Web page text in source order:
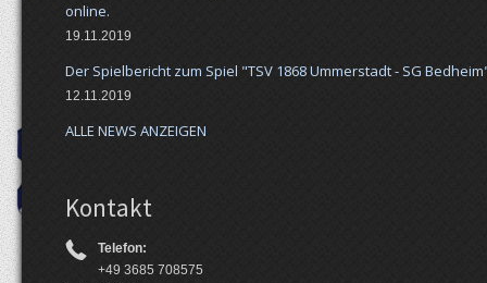
online.
19.11.2019
Der Spielbericht zum Spiel "TSV 1868 Ummerstadt - SG
12.11.2019
ALLE NEWS ANZEIGEN
Kontakt
Telefon:
+49 3685 708575